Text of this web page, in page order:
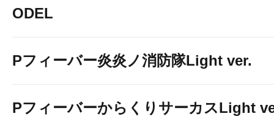
ODEL
Pフィーバー炎炎ノ消防隊Light ver.
PフィーバーからくりサーカスLight